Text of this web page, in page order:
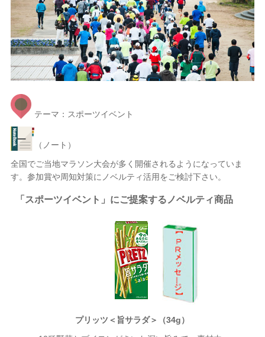
テーマ：スポーツイベント
（ノート）
全国でご当地マラソン大会が多く開催されるようになっていま
す。参加賞や周知対策にノベルティ活用をご検討下さい。
「スポーツイベント」にご提案するノベルティ商品
プリッツ＜旨サラダ＞（34g）